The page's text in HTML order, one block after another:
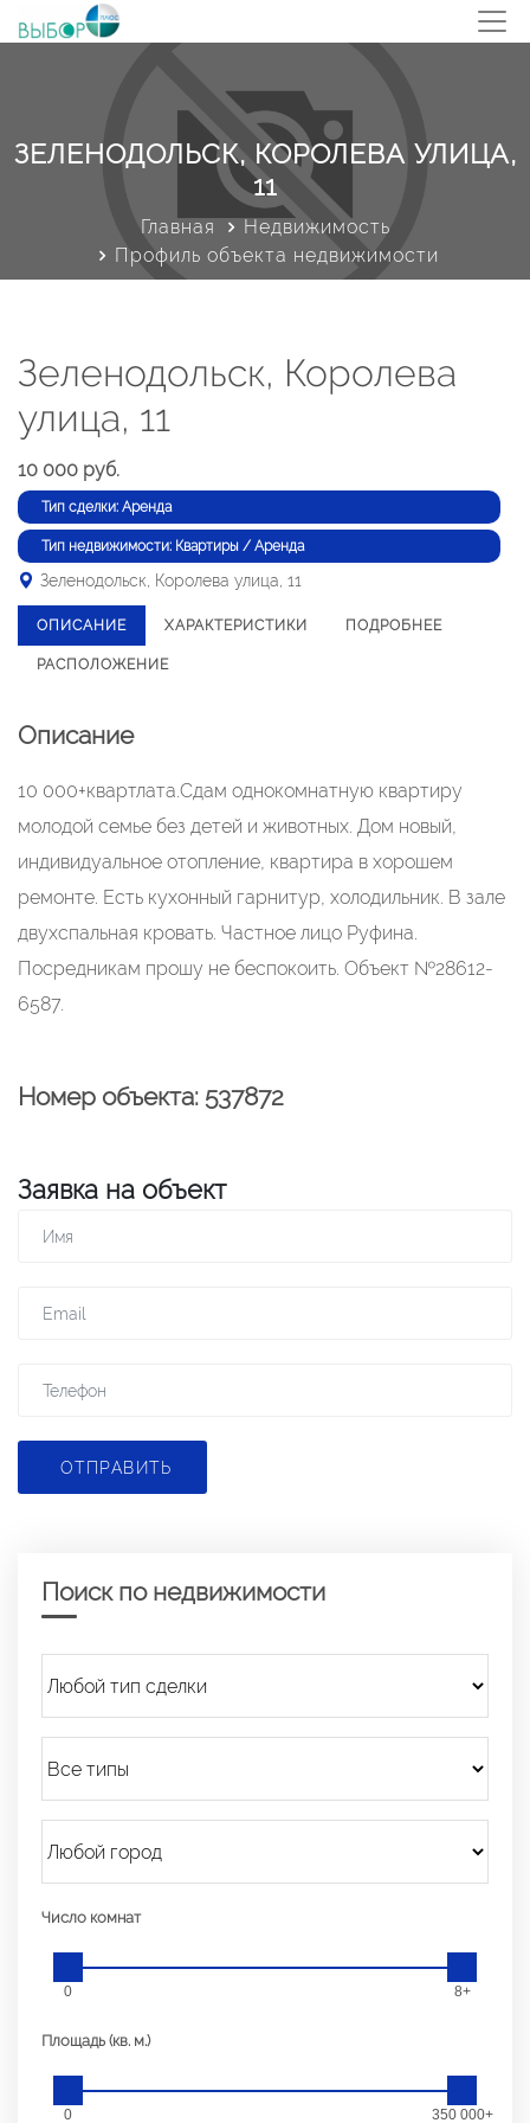
ЗЕЛЕНОДОЛЬСК, КОРОЛЕВА УЛИЦА,
11
Главная
Недвижимость
Профиль объекта недвижимости
Зеленодольск, Королева
улица, 11
10 000 руб.
Тип сделки: Аренда
Тип недвижимости: Квартиры / Аренда
Зеленодольск, Королева улица, 11
ОПИСАНИЕ ХАРАКТЕРИСТИКИ ПОДРОБНЕЕ
РАСПОЛОЖЕНИЕ
Описание
10 000+квартлата.Сдам однокомнатную квартиру
молодой семье без детей и животных. Дом новый,
индивидуальное отопление, квартира в хорошем
ремонте. Есть кухонный гарнитур, холодильник. В зале
двухспальная кровать. Частное лицо Руфина.
Посредникам прошу не беспокоить. Объект №28612-
6587.
Номер объекта: 537872
Заявка на объект
ОТПРАВИТЬ
Поиск по недвижимости
Число комнат
0 8+
Площадь (кв. м.)
0 350 000+